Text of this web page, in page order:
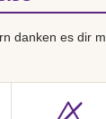
danken es dir